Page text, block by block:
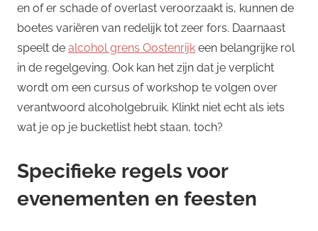
en of er schade of overlast veroorzaakt is, kunnen de
boetes variëren van redelijk tot zeer fors. Daarnaast
speelt de alcohol grens Oostenrijk een belangrijke rol
in de regelgeving. Ook kan het zijn dat je verplicht
wordt om een cursus of workshop te volgen over
verantwoord alcoholgebruik. Klinkt niet echt als iets
wat je op je bucketlist hebt staan, toch?
Specifieke regels voor
evenementen en feesten